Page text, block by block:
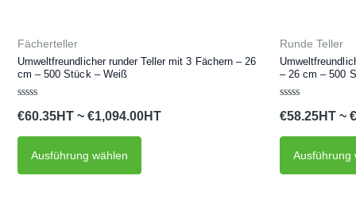
Fächerteller
Umweltfreundlicher runder Teller mit 3 Fächern – 26
cm – 500 Stück – Weiß
mit
von
€60.35 ~ €1,094.00
Ausführung wählen
Produkt
Varianten
auf.
Runde Teller
– 26 cm – 500
mit
von
€58.25 ~ €
Ausführung